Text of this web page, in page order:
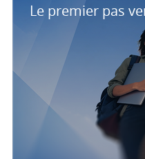
Le premier pas